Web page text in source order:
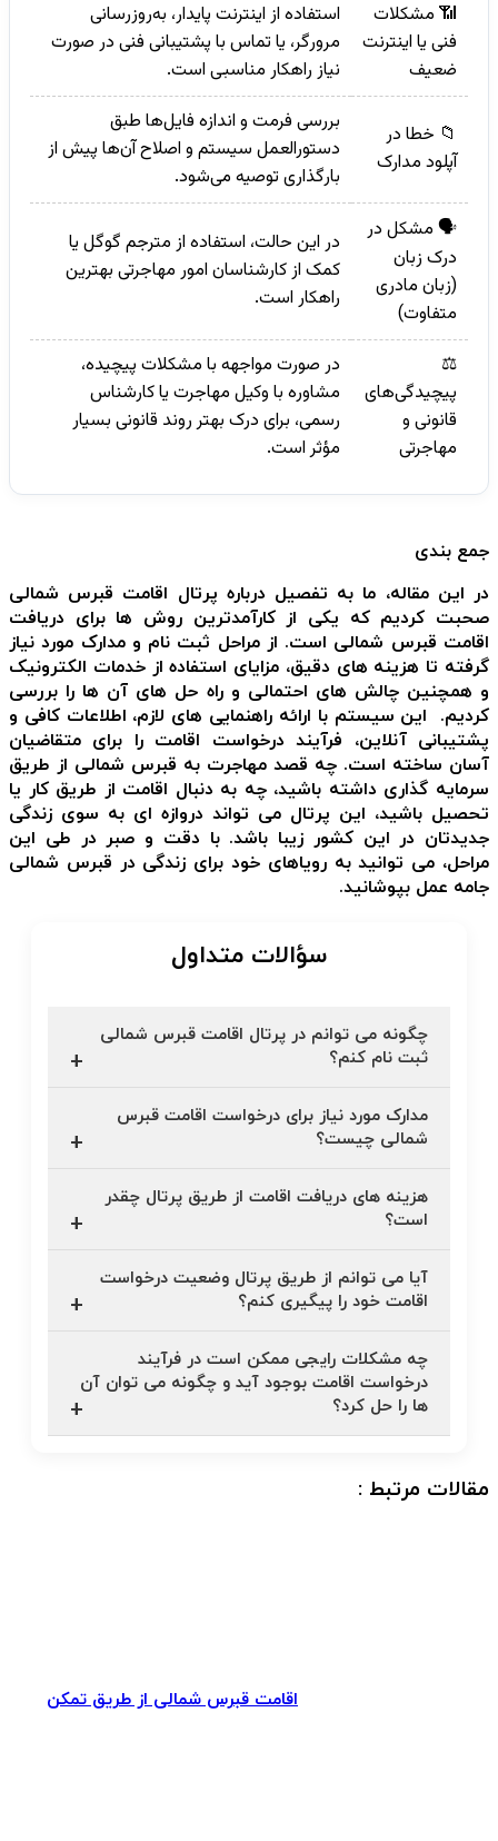
📶 مشکلات
فنی یا اینترنت
ضعیف
استفاده از اینترنت پایدار، به‌روزرسانی
مرورگر، یا تماس با پشتیبانی فنی در صورت
نیاز راهکار مناسبی است.
📁 خطا در
آپلود مدارک
بررسی فرمت و اندازه فایل‌ها طبق
دستورالعمل سیستم و اصلاح آن‌ها پیش از
بارگذاری توصیه می‌شود.
🗣️ مشکل در
درک زبان
(زبان مادری
متفاوت)
در این حالت، استفاده از مترجم گوگل یا
کمک از کارشناسان امور مهاجرتی بهترین
راهکار است.
⚖️
پیچیدگی‌های
قانونی و
مهاجرتی
در صورت مواجهه با مشکلات پیچیده،
مشاوره با وکیل مهاجرت یا کارشناس
رسمی، برای درک بهتر روند قانونی بسیار
مؤثر است.
جمع بندی
در این مقاله، ما به تفصیل درباره پرتال اقامت قبرس شمالی
صحبت کردیم که یکی از کارآمدترین روش ها برای دریافت
اقامت قبرس شمالی است. از مراحل ثبت نام و مدارک مورد نیاز
گرفته تا هزینه های دقیق، مزایای استفاده از خدمات الکترونیک
و همچنین چالش های احتمالی و راه حل های آن ها را بررسی
کردیم.
این سیستم با ارائه راهنمایی های لازم، اطلاعات کافی و
پشتیبانی آنلاین، فرآیند درخواست اقامت را برای متقاضیان
آسان ساخته است. چه قصد مهاجرت به قبرس شمالی از طریق
سرمایه گذاری داشته باشید، چه به دنبال اقامت از طریق کار یا
تحصیل باشید، این پرتال می تواند دروازه ای به سوی زندگی
جدیدتان در این کشور زیبا باشد. با دقت و صبر در طی این
مراحل، می توانید به رویاهای خود برای زندگی در قبرس شمالی
جامه عمل بپوشانید.
سؤالات متداول
چگونه می توانم در پرتال اقامت قبرس شمالی
ثبت نام کنم؟
مدارک مورد نیاز برای درخواست اقامت قبرس
شمالی چیست؟
هزینه های دریافت اقامت از طریق پرتال چقدر
است؟
آیا می توانم از طریق پرتال وضعیت درخواست
اقامت خود را پیگیری کنم؟
چه مشکلات رایجی ممکن است در فرآیند
درخواست اقامت بوجود آید و چگونه می توان آن
ها را حل کرد؟
مقالات مرتبط :
اقامت قبرس شمالی از طریق تمکن